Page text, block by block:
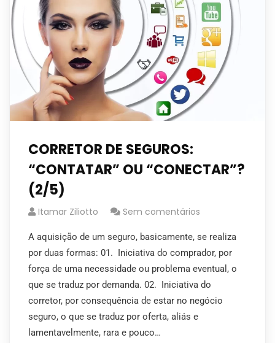
CORRETOR DE SEGUROS:
“CONTATAR”​ OU “CONECTAR”?
(2/5)
Itamar Ziliotto Sem comentários
A aquisição de um seguro, basicamente, se realiza
por duas formas: 01. Iniciativa do comprador, por
força de uma necessidade ou problema eventual, o
que se traduz por demanda. 02. Iniciativa do
corretor, por consequência de estar no negócio
seguro, o que se traduz por oferta, aliás e
lamentavelmente, rara e pouco…